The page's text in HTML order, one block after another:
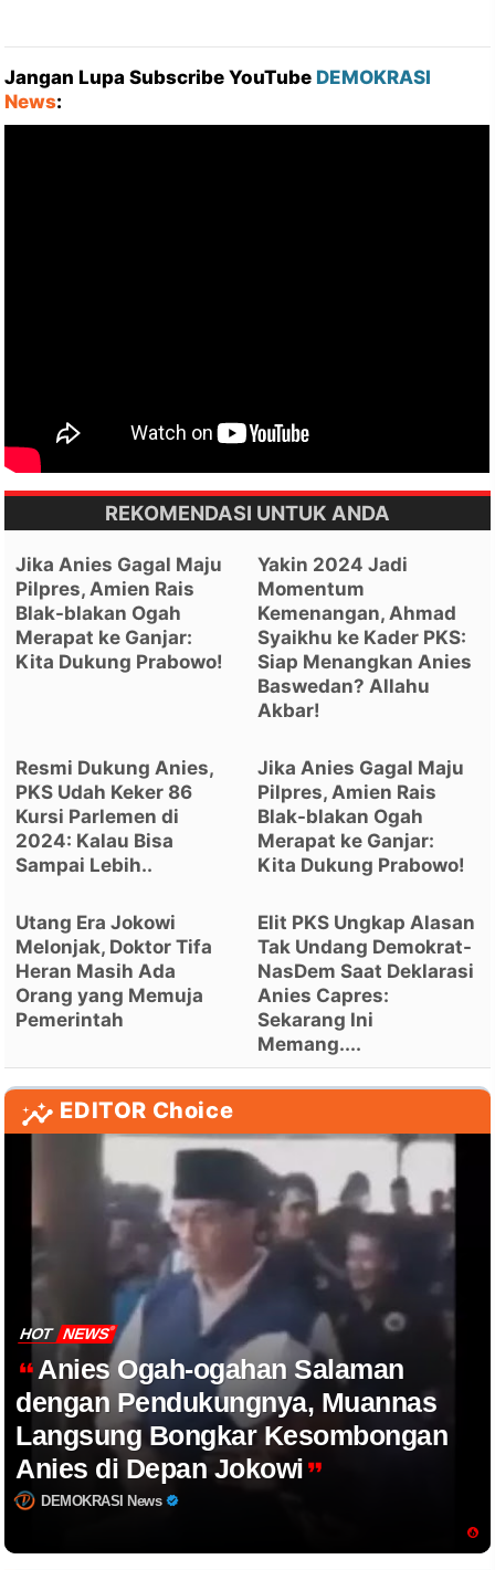
Jangan Lupa Subscribe YouTube DEMOKRASI
News:
REKOMENDASI UNTUK ANDA
Jika Anies Gagal Maju
Pilpres, Amien Rais
Blak-blakan Ogah
Merapat ke Ganjar:
Kita Dukung Prabowo!
Yakin 2024 Jadi
Momentum
Kemenangan, Ahmad
Syaikhu ke Kader PKS:
Siap Menangkan Anies
Baswedan? Allahu
Akbar!
Resmi Dukung Anies,
PKS Udah Keker 86
Kursi Parlemen di
2024: Kalau Bisa
Sampai Lebih..
Jika Anies Gagal Maju
Pilpres, Amien Rais
Blak-blakan Ogah
Merapat ke Ganjar:
Kita Dukung Prabowo!
Utang Era Jokowi
Melonjak, Doktor Tifa
Heran Masih Ada
Orang yang Memuja
Pemerintah
Elit PKS Ungkap Alasan
Tak Undang Demokrat-
NasDem Saat Deklarasi
Anies Capres:
Sekarang Ini
Memang....
EDITOR Choice
HOT NEWS
Anies Ogah-ogahan Salaman
dengan Pendukungnya, Muannas
Langsung Bongkar Kesombongan
Anies di Depan Jokowi
DEMOKRASI News